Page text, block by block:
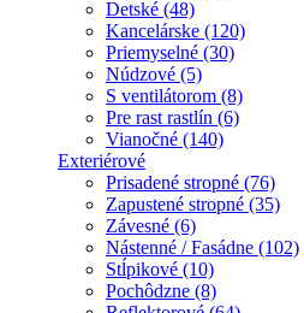
Detské (48)
Kancelárske (120)
Priemyselné (30)
Núdzové (5)
S ventilátorom (8)
Pre rast rastlín (6)
Vianočné (140)
Exteriérové
Prisadené stropné (76)
Zapustené stropné (35)
Závesné (6)
Nástenné / Fasádne (102)
Stĺpikové (10)
Pochôdzne (8)